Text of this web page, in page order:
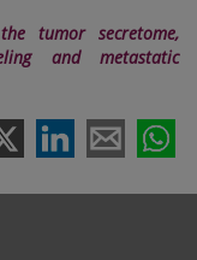
tumor secretome,
and metastatic